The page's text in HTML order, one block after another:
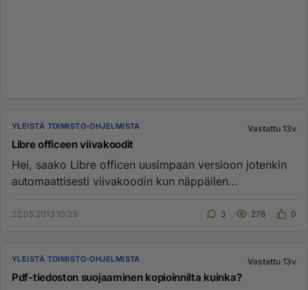
YLEISTÄ TOIMISTO-OHJELMISTA Vastattu 13v
Libre officeen viivakoodit
Hei, saako Libre officen uusimpaan versioon jotenkin
automaattisesti viivakoodin kun näppäilen
22.05.2013 10:23 3 278 0
YLEISTÄ TOIMISTO-OHJELMISTA Vastattu 13v
Pdf-tiedoston suojaaminen kopioinnilta kuinka?